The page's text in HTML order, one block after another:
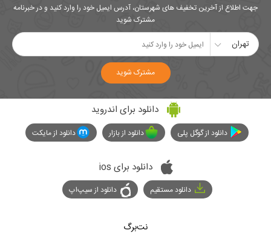
جهت اطلاع از آخرین تخفیف های شهرستان، آدرس ایمیل خود را وارد کنید و در خبرنامه
مشترک شوید
تهران
مشترک شوید
دانلود برای اندروید
دانلود از گوگل پلی دانلود از بازار دانلود از مایکت
دانلود برای ios
دانلود مستقیم دانلود از سیپ‌اپ
نت‌برگ